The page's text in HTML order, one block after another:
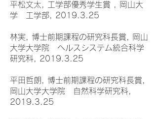
平松文太, 工学部優秀学生賞 , 岡山大
学 工学部, 2019.3.25
林実, 博士前期課程の研究科長賞, 岡山
大学大学院 ヘルスシステム統合科学
研究科, 2019.3.25
平田哲朗, 博士前期課程の研究科長賞,
岡山大学大学院 自然科学研究科,
2019.3.25